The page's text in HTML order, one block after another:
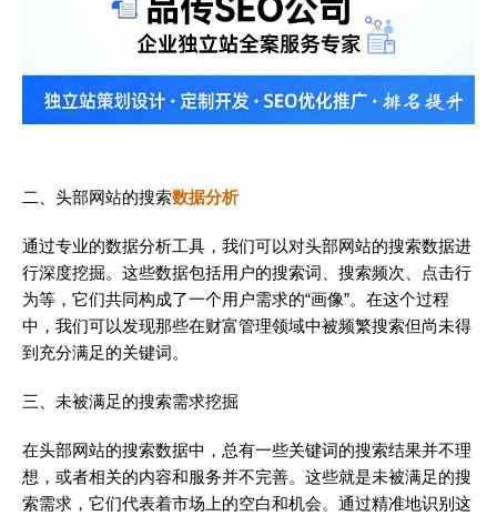
二、头部网站的搜索数据分析
通过专业的数据分析工具，我们可以对头部网站的搜索数据进
行深度挖掘。这些数据包括用户的搜索词、搜索频次、点击行
为等，它们共同构成了一个用户需求的“画像”。在这个过程
中，我们可以发现那些在财富管理领域中被频繁搜索但尚未得
到充分满足的关键词。
三、未被满足的搜索需求挖掘
在头部网站的搜索数据中，总有一些关键词的搜索结果并不理
想，或者相关的内容和服务并不完善。这些就是未被满足的搜
索需求，它们代表着市场上的空白和机会。通过精准地识别这